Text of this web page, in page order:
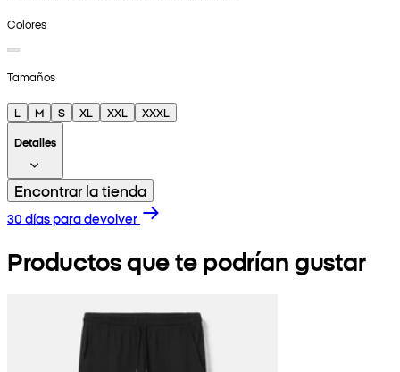
Colores
Tamaños
L M S XL XXL
XXXL
Detalles
Encontrar la tienda
30 días para devolver
Productos que te podrían gustar